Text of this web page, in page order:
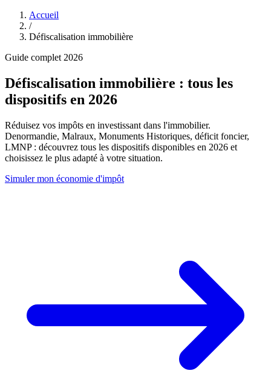
Accueil
/
Défiscalisation immobilière
Guide complet 2026
Défiscalisation immobilière : tous les
dispositifs en 2026
Réduisez vos impôts en investissant dans l'immobilier.
Denormandie, Malraux, Monuments Historiques, déficit foncier,
LMNP : découvrez tous les dispositifs disponibles en 2026 et
choisissez le plus adapté à votre situation.
Simuler mon économie d'impôt